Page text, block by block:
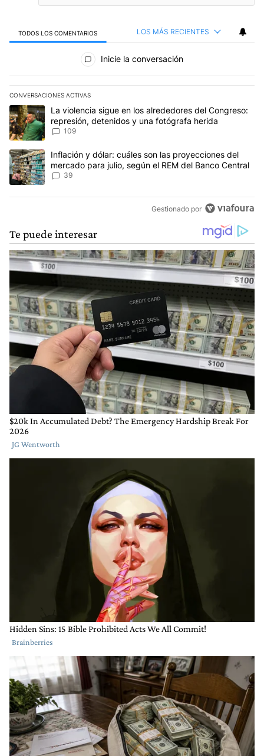
TODOS LOS COMENTARIOS LOS MÁS RECIENTES
Todos los comentarios
Inicie la conversación
CONVERSACIONES ACTIVAS
Este listado muestra los artículos con más comentarios en los
Un artículo de tendencia con el título "La violencia sigue en los
La violencia sigue en los alrededores del Congreso:
represión, detenidos y una fotógrafa herida
109
Un artículo de tendencia con el título "Inflación y dólar: cuáles
Inflación y dólar: cuáles son las proyecciones del
mercado para julio, según el REM del Banco Central
39
Gestionado por